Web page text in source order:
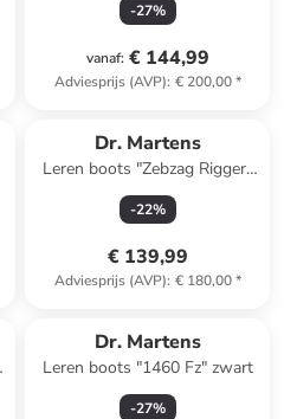
-27%
vanaf: € 144,99
Adviesprijs (AVP): € 200,00*
Dr. Martens
Leren boots "Zebzag Rigger"
bruin
-22%
€ 139,99
Adviesprijs (AVP): € 180,00*
Dr. Martens
Leren boots "1460 Fz" zwart
-27%